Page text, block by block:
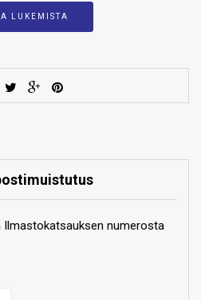
LUKEMISTA
numerosta